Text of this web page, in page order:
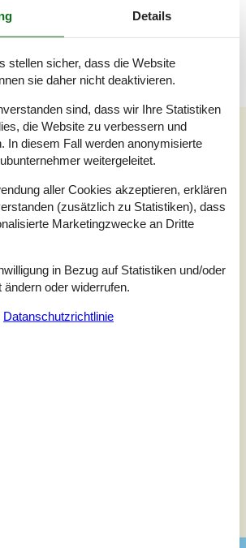
27 m²
Terrasse
Externe Bewertungen
Bezogen auf1Bewertung
Details
stellen sicher, dass die Website
sie daher nicht deaktivieren.
sind, dass wir Ihre Statistiken
die Website zu verbessern und
In diesem Fall werden anonymisierte
weitergeleitet.
aller Cookies akzeptieren, erklären
(zusätzlich zu Statistiken), dass
Marketingzwecke an Dritte
in Bezug auf Statistiken und/oder
oder widerrufen.
Datanschutzrichtlinie